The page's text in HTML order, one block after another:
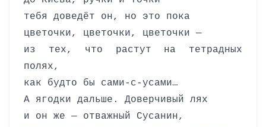
тебя доведёт он, но это пока
цветочки, цветочки, цветочки —
из тех, что растут на тетрадных
полях,
как будто бы сами-с-усами…
А ягодки дальше. Доверчивый лях
и он же — отважный Сусанин,